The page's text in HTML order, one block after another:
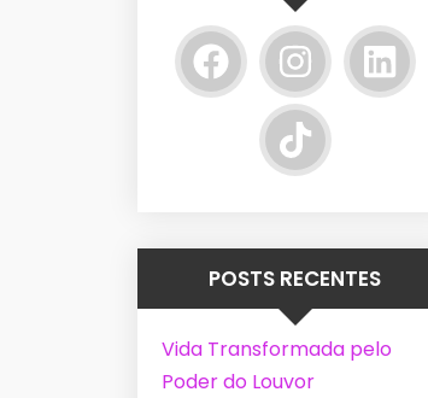
POSTS RECENTES
Vida Transformada pelo
Poder do Louvor